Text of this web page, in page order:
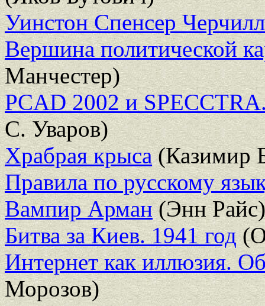
Уинстон Спенсер
Вершина политической
Манчестер)
PCAD 2002 и
С. Уваров)
Храбрая крыса(Казимир
Правила по русскому
Вампир Арман(Энн Райс)
Битва за Киев. 1941 год
Интернет как иллюзия.
Морозов)